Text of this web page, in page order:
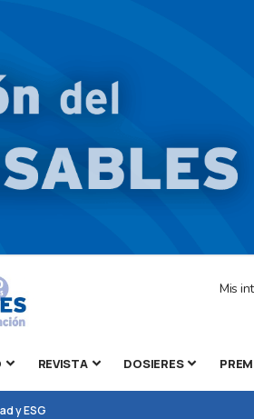
Mis
REVISTA DOSIERES
y ESG